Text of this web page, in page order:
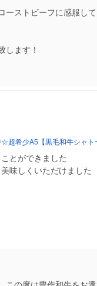
ーストビーフに感服し
します！
超希少A5【黒毛和牛シャト
とができました
味しくいただけました